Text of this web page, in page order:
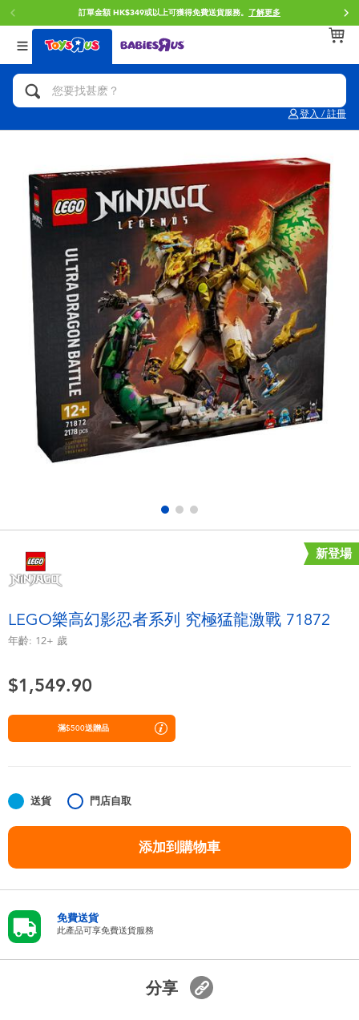
訂單金額 HK$349或以上可獲得免費送貨服務。 了解更多
登入 / 註冊
返回
分類目錄
人氣英雄,角色扮演,射擊玩具
拼砌組合及樂高LEGO
玩具車,貨車,火車及遙控系列
手工藝,文具,蠟筆,泥膠,畫板
娃娃, 芭比,收藏公仔
電子玩具
遊戲及拼圖系列
益智學習玩具
毛毛公仔玩具
夏日用品
嬰兒及學前玩具
盲盒
人氣角色
生活精品
返回
品牌
Brunch Brother 早午餐兄弟
Spider-Man蜘蛛俠
Mini Brands
Play-Doh培樂多
Pokemon寶可夢
playpop
LEGO樂高
LeapFrog跳跳蛙
返回
年齢
0~2歳
5~7歳
8~11歳
12~14歳
14歳以上
新登場
LEGO樂高幻影忍者系列 究極猛龍激戰 71872
年齡: 12+ 歲
$1,549.90
滿$500送贈品
送貨 門店自取
添加到購物車
免費送貨
此產品可享免費送貨服務
分享